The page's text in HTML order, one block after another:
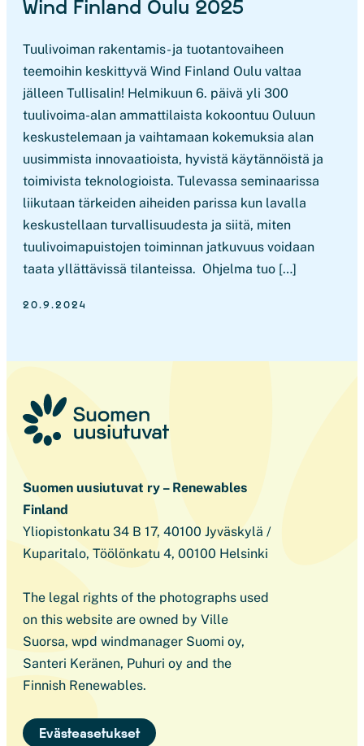
Wind Finland Oulu 2025
Tuulivoiman rakentamis- ja tuotantovaiheen
teemoihin keskittyvä Wind Finland Oulu valtaa
jälleen Tullisalin! Helmikuun 6. päivä yli 300
tuulivoima-alan ammattilaista kokoontuu Ouluun
keskustelemaan ja vaihtamaan kokemuksia alan
uusimmista innovaatioista, hyvistä käytännöistä ja
toimivista teknologioista. Tulevassa seminaarissa
liikutaan tärkeiden aiheiden parissa kun lavalla
keskustellaan turvallisuudesta ja siitä, miten
tuulivoimapuistojen toiminnan jatkuvuus voidaan
taata yllättävissä tilanteissa. Ohjelma tuo […]
20.9.2024
Suomen uusiutuvat ry – Renewables
Finland
Yliopistonkatu 34 B 17, 40100 Jyväskylä /
Kuparitalo, Töölönkatu 4, 00100 Helsinki
The legal rights of the photographs used
on this website are owned by Ville
Suorsa, wpd windmanager Suomi oy,
Santeri Keränen, Puhuri oy and the
Finnish Renewables.
Evästeasetukset